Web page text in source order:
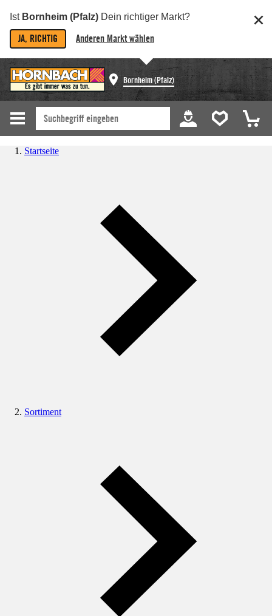
Ist Bornheim (Pfalz) Dein richtiger Markt?
JA, RICHTIG Anderen Markt wählen
Bornheim (Pfalz)
Startseite
Sortiment